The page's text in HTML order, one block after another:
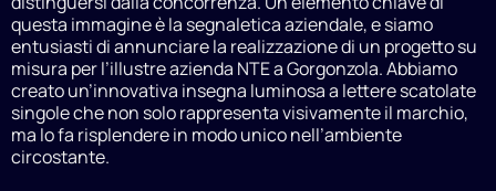
questa immagine è la segnaletica aziendale, e siamo
entusiasti di annunciare la realizzazione di un progetto su
misura per l’illustre azienda NTE a Gorgonzola. Abbiamo
creato un’innovativa insegna luminosa a lettere scatolate
singole che non solo rappresenta visivamente il marchio,
ma lo fa risplendere in modo unico nell’ambiente
circostante.